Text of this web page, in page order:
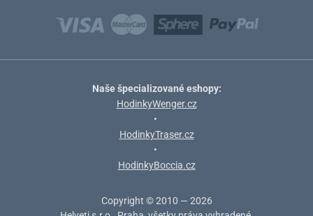
Naše špecializované eshopy:
HodinkyWenger.cz
•
HodinkyTraser.cz
•
HodinkyBoccia.cz
Copyright © 2010 — 2026